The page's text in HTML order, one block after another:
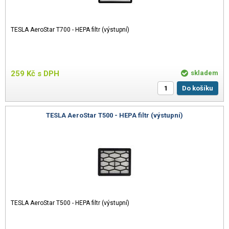
TESLA AeroStar T700 - HEPA filtr (výstupní)
259 Kč s DPH
skladem
Do košíku
TESLA AeroStar T500 - HEPA filtr (výstupní)
TESLA AeroStar T500 - HEPA filtr (výstupní)